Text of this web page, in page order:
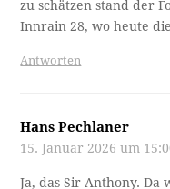
zu schätzen stand der
Innrain 28, wo heute
Antworten
Hans Pechlaner
15. Januar 2026 um
Ja, das Sir Anthony.